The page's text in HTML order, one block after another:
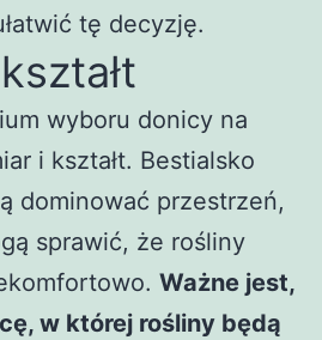
tę decyzję.
wyboru donicy na
i kształt. Bestialsko
dominować przestrzeń,
sprawić, że rośliny
Ważne jest,
w której rośliny będą